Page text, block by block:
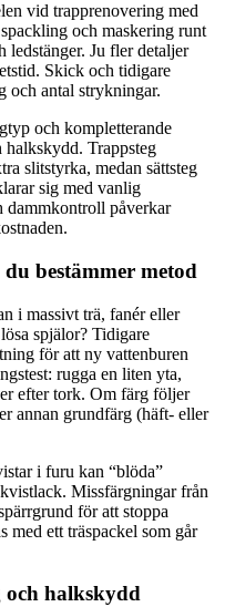
vid trapprenovering med
och maskering runt
ledstänger. Ju fler detaljer
Skick och tidigare
och antal strykningar.
och kompletterande
Trappsteg
slitstyrka, medan sättsteg
sig med vanlig
dammkontroll påverkar
bestämmer metod
i massivt trä, fanér eller
spjälor? Tidigare
för att ny vattenburen
rugga en liten yta,
efter tork. Om färg följer
annan grundfärg (häft- eller
i furu kan “blöda”
Missfärgningar från
för att stoppa
med ett träspackel som går
halkskydd